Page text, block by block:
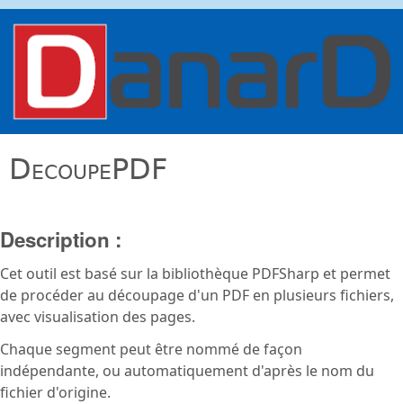
danard.net
DecoupePDF
Description :
Cet outil est basé sur la bibliothèque PDFSharp et permet
de procéder au découpage d'un PDF en plusieurs fichiers,
avec visualisation des pages.
Chaque segment peut être nommé de façon
indépendante, ou automatiquement d'après le nom du
fichier d'origine.